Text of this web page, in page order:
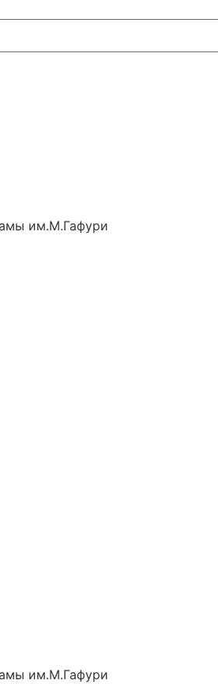
им.М.Гафури
им.М.Гафури